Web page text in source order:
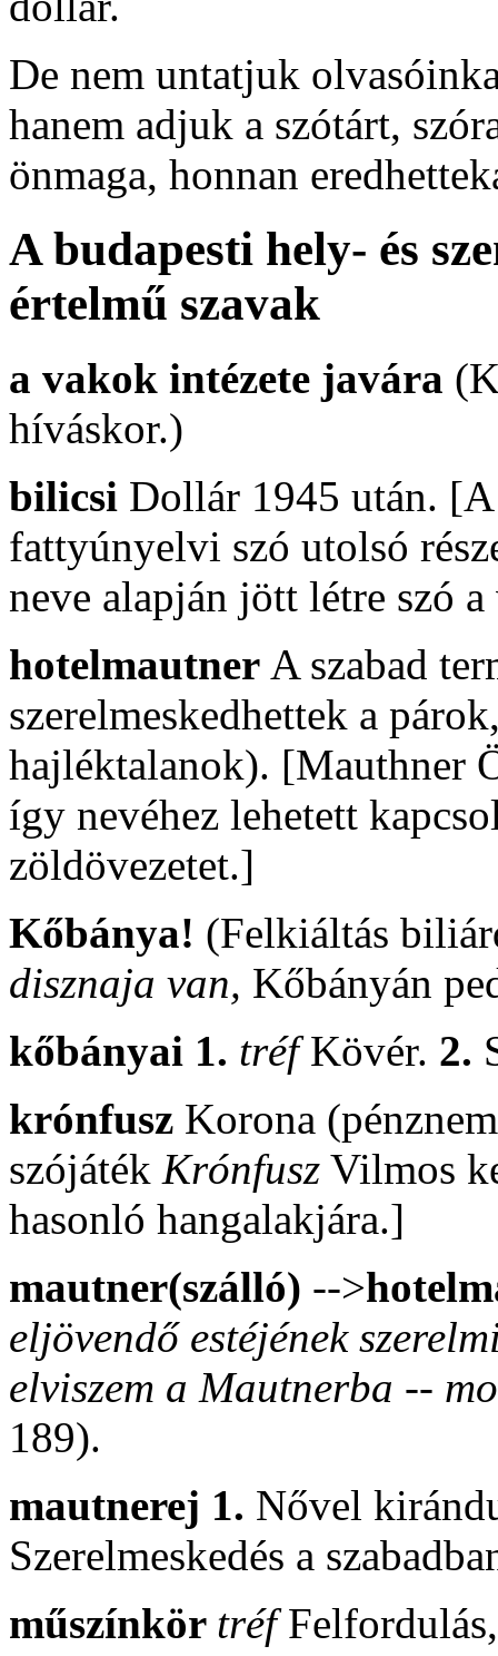
De nem untatjuk
hanem adjuk a szótárt,
önmaga, honnan
A budapesti hely- és
értelmű szavak
a vakok intézete javára
híváskor.)
bilicsi Dollár 1945 után.
fattyúnyelvi szó utolsó
neve alapján jött létre szó
hotelmautner A szabad
szerelmeskedhettek a
hajléktalanok). [Mauthner
így nevéhez lehetett
zöldövezetet.]
Kőbánya! (Felkiáltás
disznaja van, Kőbányán
kőbányai 1. tréfKövér. 2.
krónfusz Korona
szójáték Krónfusz Vilmos
hasonló hangalakjára.]
mautner(szálló) -->
eljövendő estéjének
elviszem a Mautnerba --
189).
mautnerej 1. Nővel
Szerelmeskedés a
műszínkör tréf